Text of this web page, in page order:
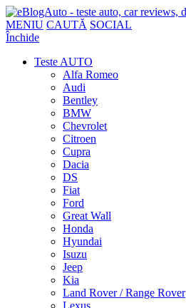
MENIU CAUTĂ SOCIAL
Închide
Teste AUTO
Alfa Romeo
Audi
Bentley
BMW
Chevrolet
Citroen
Cupra
Dacia
DS
Fiat
Ford
Great Wall
Honda
Hyundai
Isuzu
Jeep
Kia
Land Rover / Range Rover
Lexus